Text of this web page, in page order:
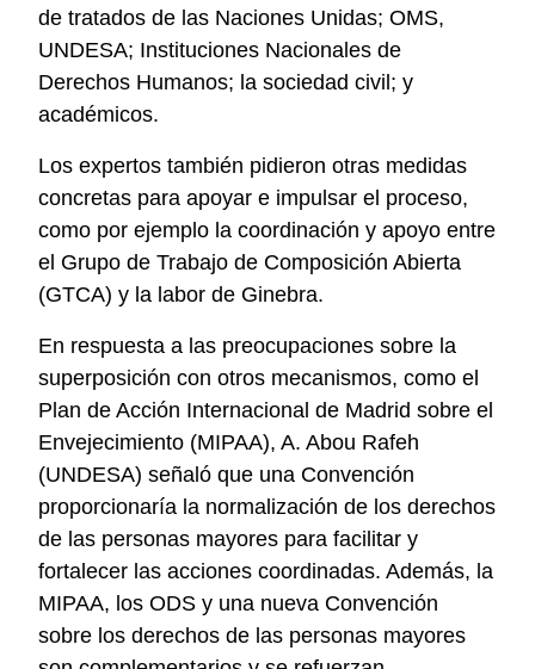
de tratados de las Naciones Unidas; OMS,
UNDESA; Instituciones Nacionales de
Derechos Humanos; la sociedad civil; y
académicos.
Los expertos también pidieron otras medidas
concretas para apoyar e impulsar el proceso,
como por ejemplo la coordinación y apoyo entre
el Grupo de Trabajo de Composición Abierta
(GTCA) y la labor de Ginebra.
En respuesta a las preocupaciones sobre la
superposición con otros mecanismos, como el
Plan de Acción Internacional de Madrid sobre el
Envejecimiento (MIPAA), A. Abou Rafeh
(UNDESA) señaló que una Convención
proporcionaría la normalización de los derechos
de las personas mayores para facilitar y
fortalecer las acciones coordinadas. Además, la
MIPAA, los ODS y una nueva Convención
sobre los derechos de las personas mayores